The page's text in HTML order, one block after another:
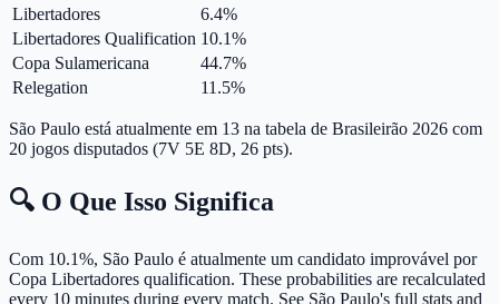
Libertadores
6.4%
Libertadores Qualification 10.1%
Copa Sulamericana
44.7%
Relegation
11.5%
São Paulo está atualmente em 13 na tabela de Brasileirão 2026 com
20 jogos disputados (7V 5E 8D, 26 pts).
🔍 O Que Isso Significa
Com 10.1%, São Paulo é atualmente um candidato improvável por
Copa Libertadores qualification. These probabilities are recalculated
every 10 minutes during every match. See São Paulo's full stats and